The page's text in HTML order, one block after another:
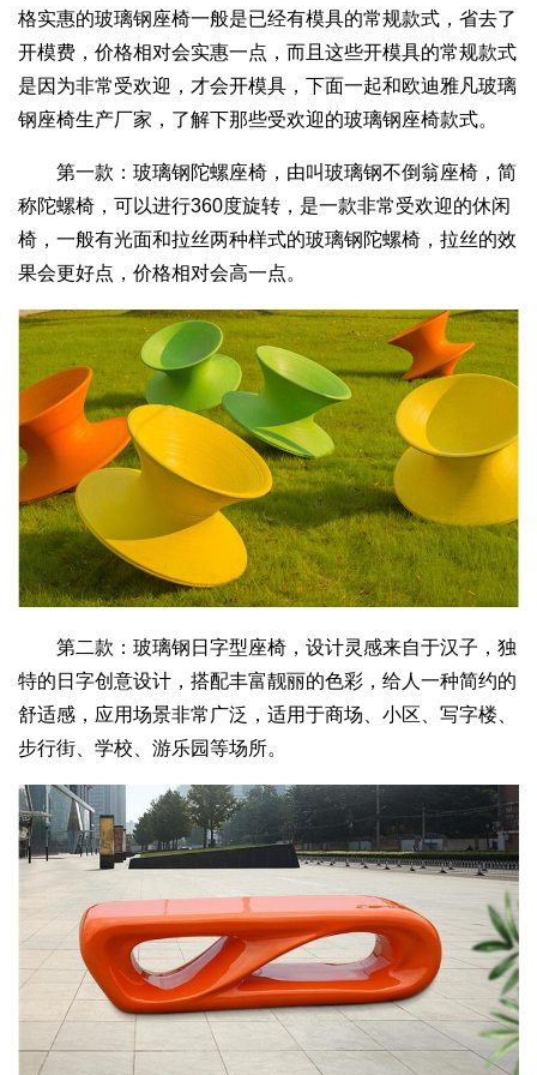
格实惠的玻璃钢座椅一般是已经有模具的常规款式，省去了
开模费，价格相对会实惠一点，而且这些开模具的常规款式
是因为非常受欢迎，才会开模具，下面一起和欧迪雅凡玻璃
钢座椅生产厂家，了解下那些受欢迎的玻璃钢座椅款式。
第一款：玻璃钢陀螺座椅，由叫玻璃钢不倒翁座椅，简
称陀螺椅，可以进行360度旋转，是一款非常受欢迎的休闲
椅，一般有光面和拉丝两种样式的玻璃钢陀螺椅，拉丝的效
果会更好点，价格相对会高一点。
第二款：玻璃钢日字型座椅，设计灵感来自于汉子，独
特的日字创意设计，搭配丰富靓丽的色彩，给人一种简约的
舒适感，应用场景非常广泛，适用于商场、小区、写字楼、
步行街、学校、游乐园等场所。